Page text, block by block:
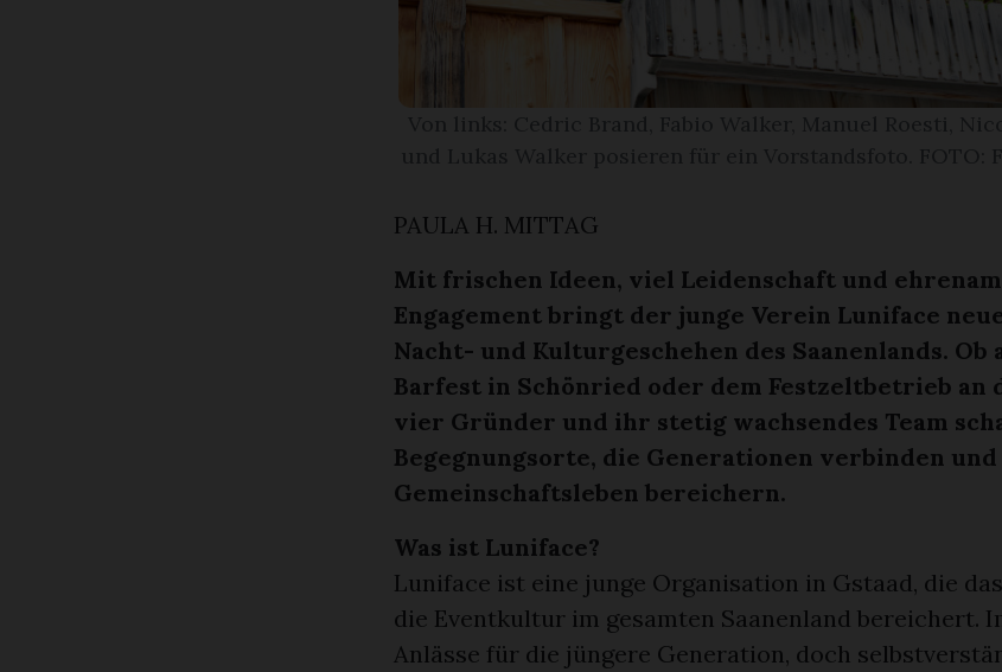
PAULA H. MITTAG
Mit frischen Ideen, viel Leidenschaft und
Engagement bringt der junge Verein Luniface
Nacht- und Kulturgeschehen des Saanenlands. Ob
Barfest in Schönried oder dem Festzeltbetrieb an
vier Gründer und ihr stetig wachsendes Team
Begegnungsorte, die Generationen verbinden
Gemeinschaftsleben bereichern.
Was ist Luniface?
Luniface ist eine junge Organisation in Gstaad, die
die Eventkultur im gesamten Saanenland bereichert.
Anlässe für die jüngere Generation, doch